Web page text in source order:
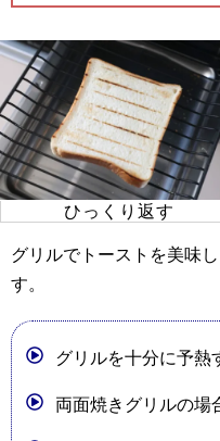
ひっくり返す
グリルでトーストを美味
す。
グリルを十分に予熱
両面焼きグリルの場